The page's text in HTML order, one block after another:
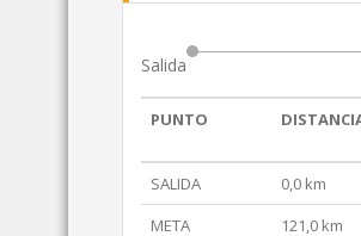
Salida
PUNTO
SALIDA 0,0 km
META
121,0 km